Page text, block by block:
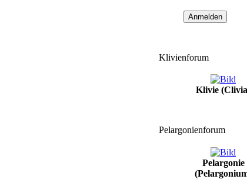
Klivienforum
Klivie
Pelargonienforum
Pelargonie